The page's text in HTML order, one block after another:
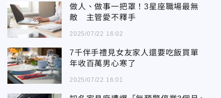
做人、做事一把罩！3星座職場最無
敵 主管愛不釋手
2025/07/22 16:02
7千伴手禮見女友家人還要吃飯買單
年收百萬男心寒了
2025/07/22 16:01